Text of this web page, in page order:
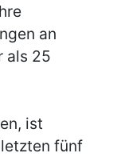
an
als 25
ist
fünf